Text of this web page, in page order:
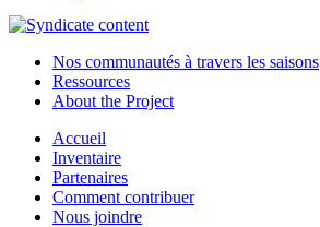
Nos communautés à travers les saisons
Ressources
About the Project
Accueil
Inventaire
Partenaires
Comment contribuer
Nous joindre